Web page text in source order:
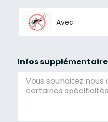
Avec
Infos supplémentaire